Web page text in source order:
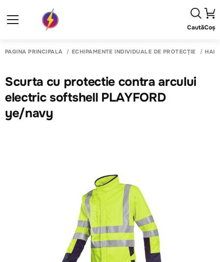
CautăCoș
PAGINA PRINCIPALĂ ECHIPAMENTE INDIVIDUALE DE PROTECȚIE
Scurta cu protectie contra arcului
electric softshell PLAYFORD
ye/navy